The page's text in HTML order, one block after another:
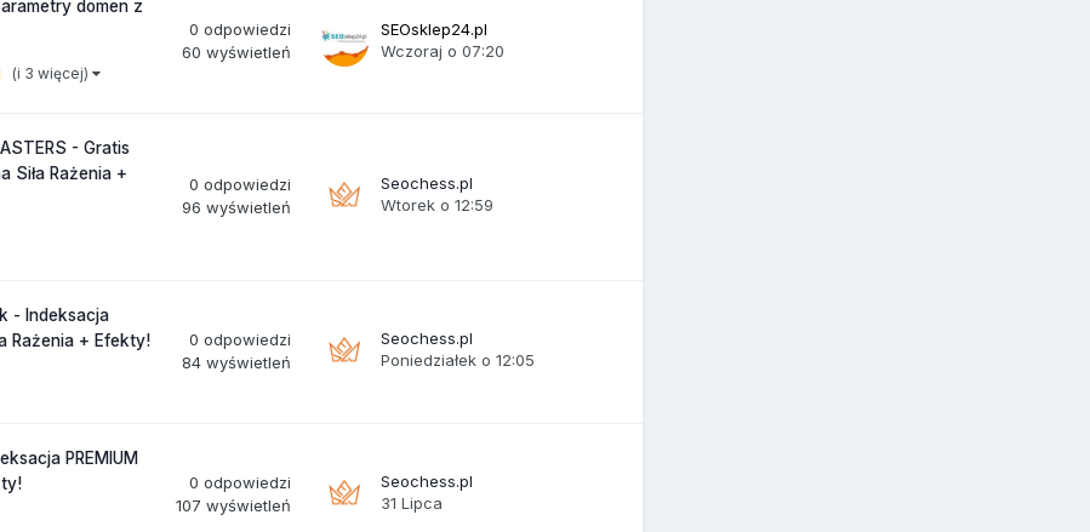
domen z
(i 3 więcej)
0 odpowiedzi
60 wyświetleń
SEOsklep24.pl
Wczoraj o 07:20
- Gratis
Siła Rażenia +
0 odpowiedzi
96 wyświetleń
Seochess.pl
Wtorek o 12:59
- Indeksacja
Rażenia + Efekty!
0 odpowiedzi
84 wyświetleń
Seochess.pl
Poniedziałek o 12:05
PREMIUM
0 odpowiedzi
107 wyświetleń
Seochess.pl
31 Lipca